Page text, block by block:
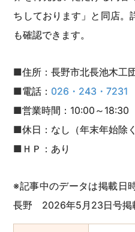
ちしております」と同店。
も確認できます。
■住所：長野市北長池木工
■電話： 026・243・7231
■営業時間：10:00～18:30
■休日：なし（年末年始除く
■ＨＰ：あり
※記事中のデータは掲載日
長野 2026年5月23日号掲